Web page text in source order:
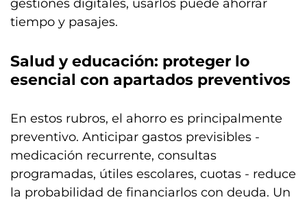
gestiones digitales, usarlos puede ahorrar
tiempo y pasajes.
Salud y educación: proteger lo
esencial con apartados preventivos
En estos rubros, el ahorro es principalmente
preventivo. Anticipar gastos previsibles -
medicación recurrente, consultas
programadas, útiles escolares, cuotas - reduce
la probabilidad de financiarlos con deuda. Un